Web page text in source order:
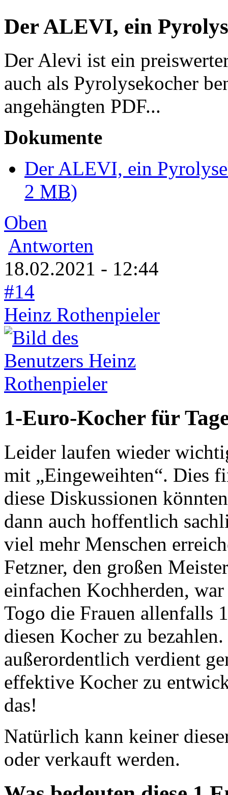
Der ALEVI, ein
Der Alevi ist ein
auch als Pyrolysekocher
angehängten PDF...
Dokumente
Der ALEVI, ein
2 MB)
Oben
Antworten
18.02.2021 - 12:44
#14
Heinz Rothenpieler
1-Euro-Kocher für
Leider laufen wieder
mit „Eingeweihten“. Dies
diese Diskussionen
dann auch hoffentlich
viel mehr Menschen
Fetzner, den großen
einfachen Kochherden,
Togo die Frauen allenfalls
diesen Kocher zu
außerordentlich verdient
effektive Kocher zu
das!
Natürlich kann keiner
oder verkauft werden.